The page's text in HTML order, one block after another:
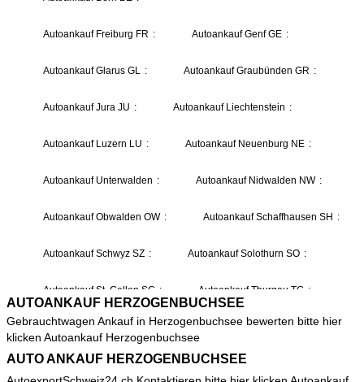
AUTOANKAUF HERZOGENBUCHSEE
Gebrauchtwagen Ankauf in Herzogenbuchsee bewerten bitte hier
klicken Autoankauf Herzogenbuchsee
AUTO ANKAUF HERZOGENBUCHSEE